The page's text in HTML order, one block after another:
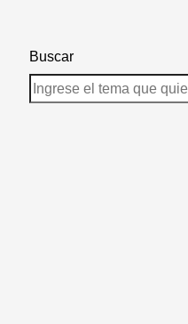
Buscar